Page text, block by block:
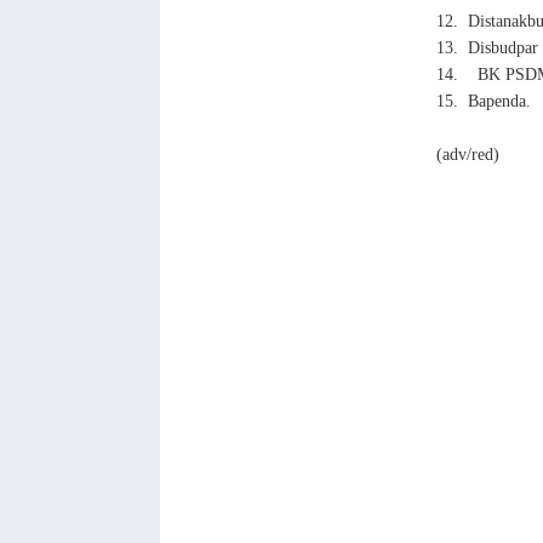
12.
13.
Disbudpar
14. BK
15.
Bapenda.
(adv/red)